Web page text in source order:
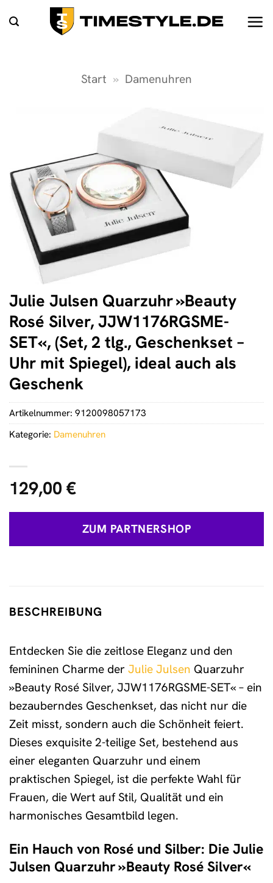
Inhalt
Start » Damenuhren
Julie Julsen Quarzuhr »Beauty
Rosé Silver, JJW1176RGSME-
SET«, (Set, 2 tlg., Geschenkset –
Uhr mit Spiegel), ideal auch als
Geschenk
129,00 €
ZUM PARTNERSHOP
Artikelnummer: 9120098057173
Kategorie: Damenuhren
BESCHREIBUNG
Entdecken Sie die zeitlose Eleganz und den
femininen Charme der Julie Julsen Quarzuhr
»Beauty Rosé Silver, JJW1176RGSME-SET« – ein
bezauberndes Geschenkset, das nicht nur die
Zeit misst, sondern auch die Schönheit feiert.
Dieses exquisite 2-teilige Set, bestehend aus
einer eleganten Quarzuhr und einem
praktischen Spiegel, ist die perfekte Wahl für
Frauen, die Wert auf Stil, Qualität und ein
harmonisches Gesamtbild legen.
Ein Hauch von Rosé und Silber: Die Julie
Julsen Quarzuhr »Beauty Rosé Silver«